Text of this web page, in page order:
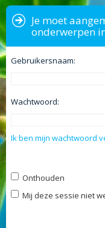
Je moet
onderwerpen
Gebruikersnaam:
Wachtwoord:
Ik ben mijn wachtwoord
Onthouden
Mij deze sessie niet